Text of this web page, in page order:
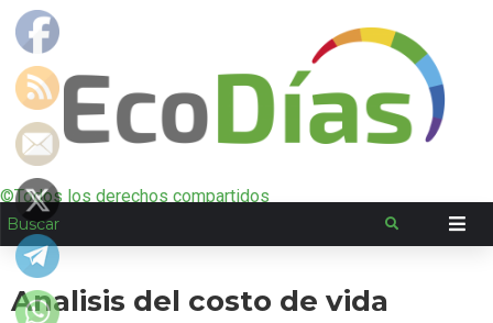
©Todos los derechos compartidos
Analisis del costo de vida